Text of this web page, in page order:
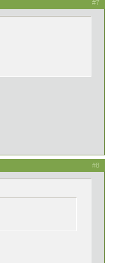
#7
#8